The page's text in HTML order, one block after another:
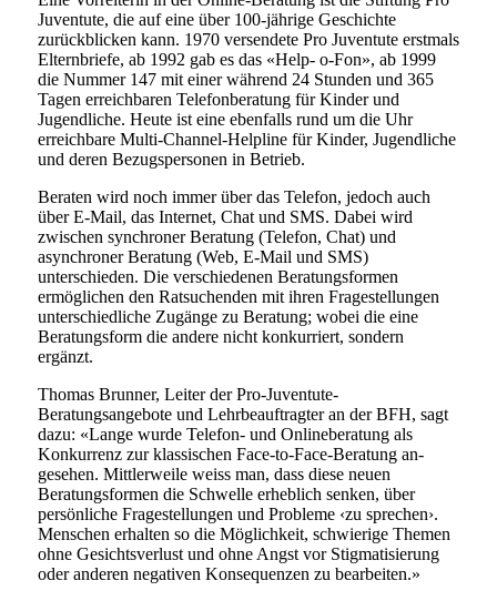
Juventute, die auf eine über 100-jährige Geschichte
zurückblicken kann. 1970 versendete Pro Juventute erstmals
Elternbriefe, ab 1992 gab es das «Help- o-Fon», ab 1999
die Nummer 147 mit einer während 24 Stunden und 365
Tagen erreichbaren Telefonberatung für Kinder und
Jugendliche. Heute ist eine ebenfalls rund um die Uhr
erreichbare Multi-Channel-Helpline für Kinder, Jugendliche
und deren Bezugspersonen in Betrieb.
Beraten wird noch immer über das Telefon, jedoch auch
über E-Mail, das Internet, Chat und SMS. Dabei wird
zwischen synchroner Beratung (Telefon, Chat) und
asynchroner Beratung (Web, E-Mail und SMS)
unterschieden. Die verschiedenen Beratungsformen
ermöglichen den Ratsuchenden mit ihren Fragestellungen
unterschiedliche Zugänge zu Beratung; wobei die eine
Beratungsform die andere nicht konkurriert, sondern
ergänzt.
Thomas Brunner, Leiter der Pro-Juventute-
Beratungsangebote und Lehrbeauftragter an der BFH, sagt
dazu: «Lange wurde Telefon- und Onlineberatung als
Konkurrenz zur klassischen Face-to-Face-Beratung an-
gesehen. Mittlerweile weiss man, dass diese neuen
Beratungsformen die Schwelle erheblich senken, über
persönliche Fragestellungen und Probleme ‹zu sprechen›.
Menschen erhalten so die Möglichkeit, schwierige Themen
ohne Gesichtsverlust und ohne Angst vor Stigmatisierung
oder anderen negativen Konsequenzen zu bearbeiten.»